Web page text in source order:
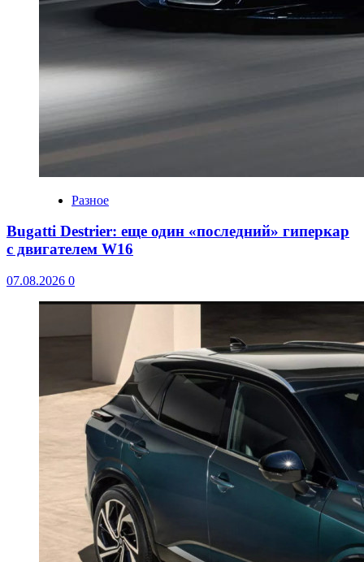
Разное
Bugatti Destrier: еще один «последний» гиперкар
с двигателем W16
07.08.2026 0